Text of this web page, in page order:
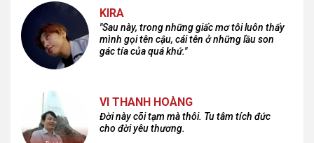
KIRA
"Sau này, trong những giấc mơ tôi luôn thấy
mình gọi tên cậu, cái tên ở những lầu son
gác tía của quá khứ."
VI THANH HOÀNG
Đời này cõi tạm mà thôi. Tu tâm tích đức
cho đời yêu thương.